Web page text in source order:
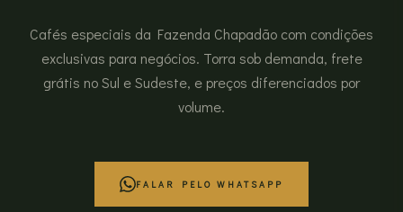
Cafés especiais da Fazenda Chapadão com condições
exclusivas para negócios. Torra sob demanda, frete
grátis no Sul e Sudeste, e preços diferenciados por
volume.
FALAR PELO WHATSAPP